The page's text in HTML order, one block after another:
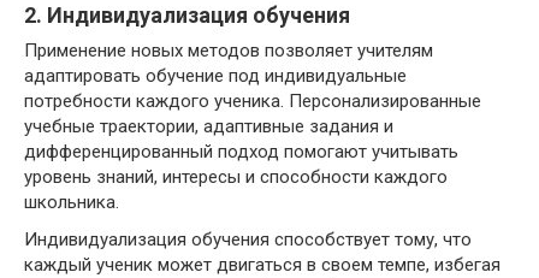
2. Индивидуализация обучения
Применение новых методов позволяет учителям
адаптировать обучение под индивидуальные
потребности каждого ученика. Персонализированные
учебные траектории, адаптивные задания и
дифференцированный подход помогают учитывать
уровень знаний, интересы и способности каждого
школьника.
Индивидуализация обучения способствует тому, что
каждый ученик может двигаться в своем темпе, избегая